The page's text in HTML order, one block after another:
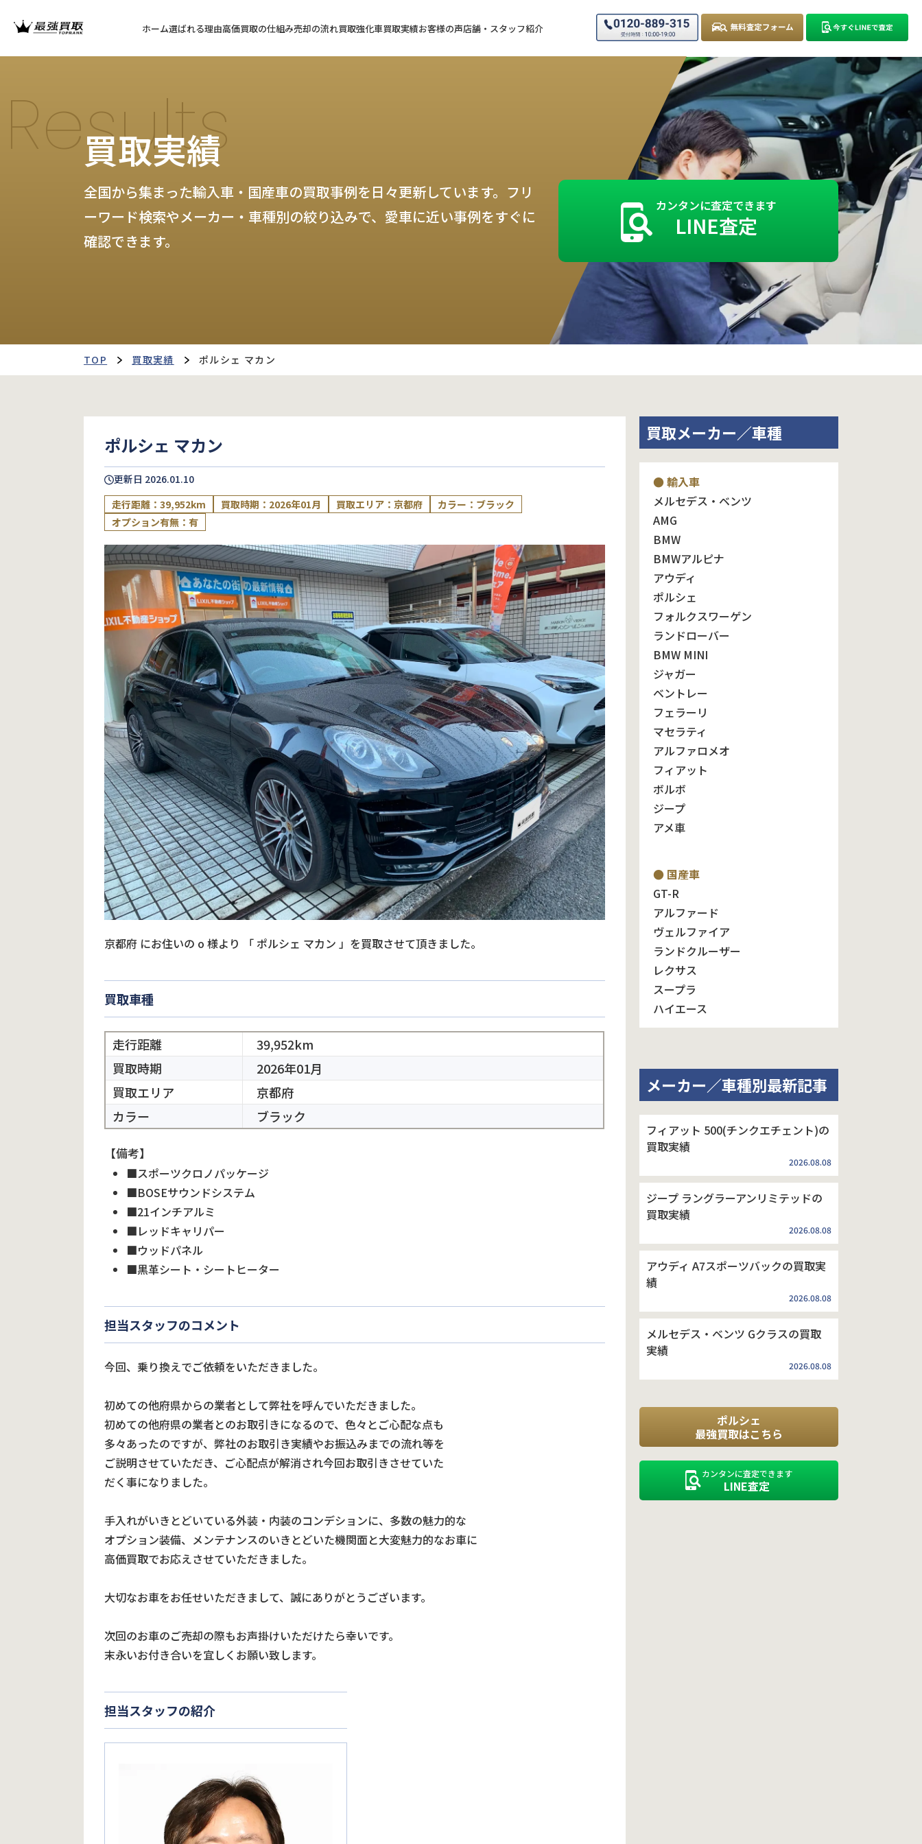
ホーム選ばれる理由高価買取の仕組み売却の流れ買取強化車買取実績お客様の声店舗・スタッフ紹介
Results
買取実績
全国から集まった輸入車・国産車の買取事例を日々更新しています。フリ
ーワード検索やメーカー・車種別の絞り込みで、愛車に近い事例をすぐに
確認できます。
カンタンに査定できます
LINE査定
TOP 買取実績 ポルシェ マカン
ポルシェ マカン
更新日 2026.01.10
走行距離：39,952km
買取時期：2026年01月 買取エリア：京都府
カラー：ブラック
オプション有無：有
京都府 にお住いの o 様より 「 ポルシェ マカン 」を買取させて頂きました。
買取車種
走行距離
39,952km
買取時期
2026年01月
買取エリア
京都府
カラー
ブラック
【備考】
■スポーツクロノパッケージ
■BOSEサウンドシステム
■21インチアルミ
■レッドキャリパー
■ウッドパネル
■黒革シート・シートヒーター
担当スタッフのコメント
今回、乗り換えでご依頼をいただきました。
初めての他府県からの業者として弊社を呼んでいただきました。
初めての他府県の業者とのお取引きになるので、色々とご心配な点も
多々あったのですが、弊社のお取引き実績やお振込みまでの流れ等を
ご説明させていただき、ご心配点が解消され今回お取引きさせていた
だく事になりました。
手入れがいきとどいている外装・内装のコンデションに、多数の魅力的な
オプション装備、メンテナンスのいきとどいた機関面と大変魅力的なお車に
高価買取でお応えさせていただきました。
大切なお車をお任せいただきまして、誠にありがとうございます。
次回のお車のご売却の際もお声掛けいただけたら幸いです。
末永いお付き合いを宜しくお願い致します。
担当スタッフの紹介
買取メーカー／車種
● 輸入車
メルセデス・ベンツ
AMG
BMW
BMWアルピナ
アウディ
ポルシェ
フォルクスワーゲン
ランドローバー
BMW MINI
ジャガー
ベントレー
フェラーリ
マセラティ
アルファロメオ
フィアット
ボルボ
ジープ
アメ車
● 国産車
GT-R
アルファード
ヴェルファイア
ランドクルーザー
レクサス
スープラ
ハイエース
メーカー／車種別最新記事
フィアット 500(チンクエチェント)の
買取実績
2026.08.08
ジープ ラングラーアンリミテッドの
買取実績
2026.08.08
アウディ A7スポーツバックの買取実
績
2026.08.08
メルセデス・ベンツ Gクラスの買取
実績
2026.08.08
ポルシェ
最強買取はこちら
カンタンに査定できます
LINE査定